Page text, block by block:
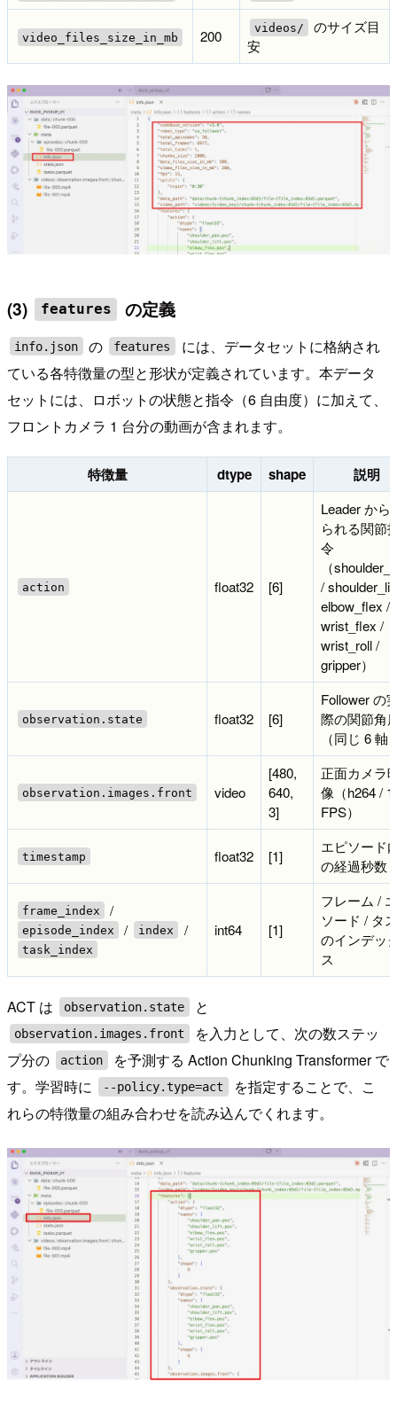
video_files_size_in_mb 200 videos/
のサイズ目
安
(3) features の定義
info.json の features
には、データセットに格納され
ている各特徴量の型と形状が定義されています。本データ
セットには、ロボットの状態と指令（6 自由度）に加えて、
フロントカメラ 1 台分の動画が含まれます。
特徴量 dtype shape 説明
action float32 [6]
Leader から
られる関節
令
（
/
elbow_flex /
wrist_flex /
wrist_roll /
gripper）
observation.state float32 [6]
Follower の
際の関節角
（同じ 6 軸
observation.images.front video
[480,
640,
3]
正面カメラ
像（h264 /
FPS）
timestamp float32 [1]
エピソード
の経過秒数
frame_index /
episode_index / index /
task_index
int64 [1]
フレーム /
ソード / タ
のインデッ
ス
ACT は observation.state と
observation.images.front
を入力として、次の数ステッ
プ分の
action
を予測する Action Chunking Transformer で
す。学習時に
--policy.type=act
を指定することで、こ
れらの特徴量の組み合わせを読み込んでくれます。